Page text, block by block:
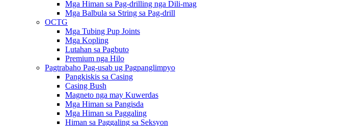
Mga Himan sa Pag-drilling nga Dili-mag
Mga Balbula sa String sa Pag-drill
OCTG
Mga Tubing Pup Joints
Mga Kopling
Lutahan sa Pagbuto
Premium nga Hilo
Pagtrabaho Pag-usab ug Pagpanglimpyo
Pangkiskis sa Casing
Casing Bush
Magneto nga may Kuwerdas
Mga Himan sa Pangisda
Mga Himan sa Paggaling
Himan sa Paggaling sa Seksyon